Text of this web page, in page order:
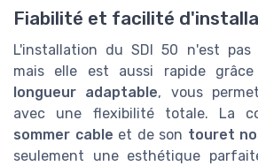
Fiabilité et facilité
L'installation du SDI 50 n'est pas
mais elle est aussi rapide
longueur adaptable, vous
avec une flexibilité totale. La
sommer cable et de son touret
seulement une esthétique